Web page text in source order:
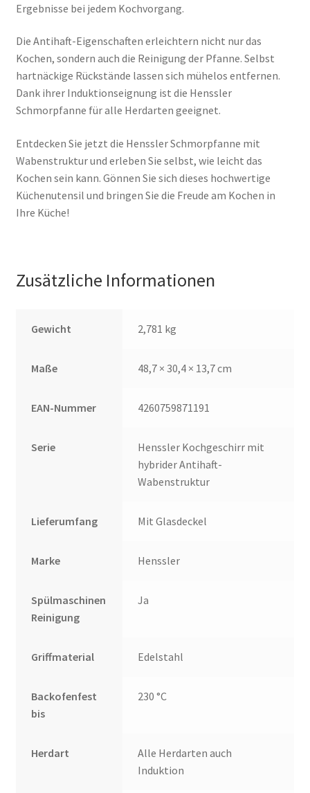
Ergebnisse bei jedem Kochvorgang.
Die Antihaft-Eigenschaften erleichtern nicht nur das
Kochen, sondern auch die Reinigung der Pfanne. Selbst
hartnäckige Rückstände lassen sich mühelos entfernen.
Dank ihrer Induktionseignung ist die Henssler
Schmorpfanne für alle Herdarten geeignet.
Entdecken Sie jetzt die Henssler Schmorpfanne mit
Wabenstruktur und erleben Sie selbst, wie leicht das
Kochen sein kann. Gönnen Sie sich dieses hochwertige
Küchenutensil und bringen Sie die Freude am Kochen in
Ihre Küche!
Zusätzliche Informationen
Gewicht 2,781 kg
Maße 48,7 × 30,4 × 13,7 cm
EAN-Nummer 4260759871191
Serie
Henssler Kochgeschirr mit
hybrider Antihaft-
Wabenstruktur
Lieferumfang Mit Glasdeckel
Marke Henssler
Spülmaschinen
Reinigung
Ja
Griffmaterial Edelstahl
Backofenfest
bis
230 °C
Herdart
Alle Herdarten auch
Induktion